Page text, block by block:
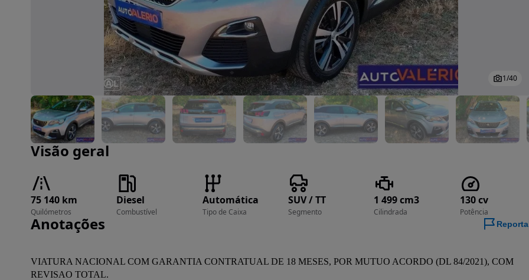
Imagem 1 de 40
1/40
Visão geral
75 140 km
Quilómetros
Diesel
Combustível
Automática
Tipo de Caixa
SUV / TT
Segmento
1 499 cm3
Cilindrada
130 cv
Potência
Anotações
VIATURA NACIONAL COM GARANTIA CONTRATUAL DE 18 MESES, POR MUTUO ACORDO (DL 84/2021), COM
REVISAO TOTAL.